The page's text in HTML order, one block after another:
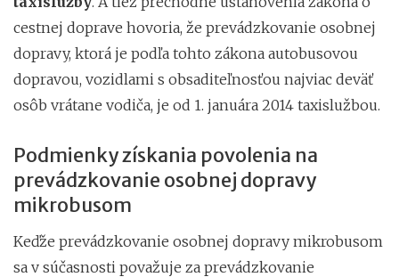
cestnej doprave hovoria, že prevádzkovanie osobnej
dopravy, ktorá je podľa tohto zákona autobusovou
dopravou, vozidlami s obsaditeľnosťou najviac deväť
osôb vrátane vodiča, je od 1. januára 2014 taxislužbou.
Podmienky získania povolenia na
prevádzkovanie osobnej dopravy
mikrobusom
Keďže prevádzkovanie osobnej dopravy mikrobusom
sa v súčasnosti považuje za prevádzkovanie